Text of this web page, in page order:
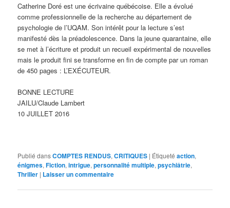
Catherine Doré est une écrivaine québécoise. Elle a évolué
comme professionnelle de la recherche au département de
psychologie de l’UQAM. Son intérêt pour la lecture s’est
manifesté dès la préadolescence. Dans la jeune quarantaine, elle
se met à l’écriture et produit un recueil expérimental de nouvelles
mais le produit fini se transforme en fin de compte par un roman
de 450 pages : L’EXÉCUTEUR.
BONNE LECTURE
JAILU/Claude Lambert
10 JUILLET 2016
Publié dansCOMPTES RENDUS,CRITIQUES | Étiqueté action,
énigmes,Fiction,intrigue,personnalité multiple,psychiâtrie,
Thriller | Laisser un commentaire